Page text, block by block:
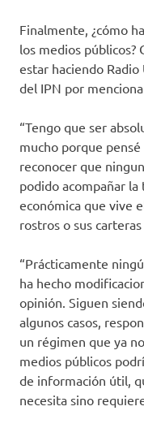
Finalmente, ¿cómo
los medios públicos?
estar haciendo Radio
del IPN por
“Tengo que ser
mucho porque
reconocer que
podido acompañar
económica que vive
rostros o sus
“Prácticamente
ha hecho
opinión. Siguen
algunos casos,
un régimen que ya
medios públicos
de información útil,
necesita sino